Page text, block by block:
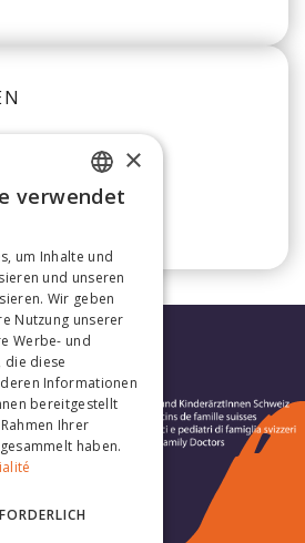
FRENCH
×
verwendet
um Inhalte und
und unseren
Wir geben
Nutzung unserer
Werbe- und
die diese
Informationen
bereitgestellt
Ihrer
haben.